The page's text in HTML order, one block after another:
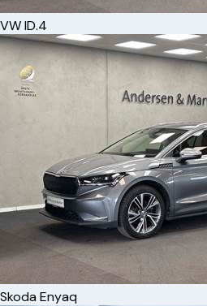
VWID.4
SkodaEnyaq